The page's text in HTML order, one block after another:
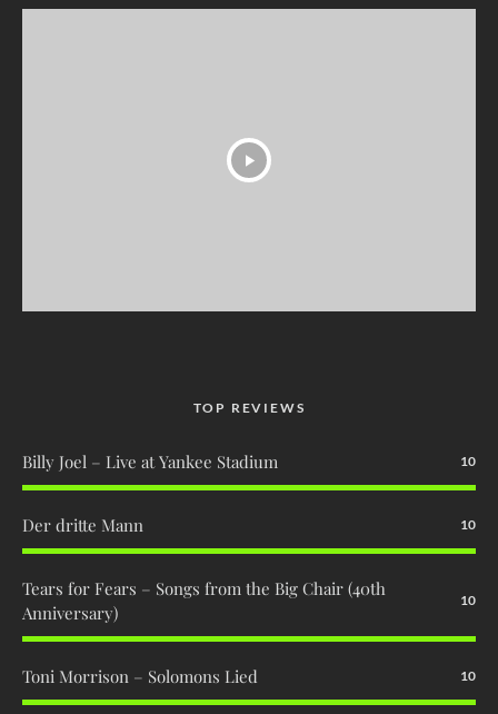
TOP REVIEWS
Billy Joel – Live at Yankee Stadium 10
Der dritte Mann 10
Tears for Fears – Songs from the Big Chair (40th
Anniversary)
10
Toni Morrison – Solomons Lied 10